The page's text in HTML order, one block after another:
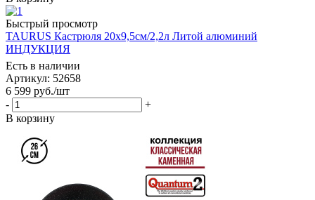
Быстрый просмотр
TAURUS Кастрюля 20х9,5см/2,2л Литой алюминий
ИНДУКЦИЯ
Есть в наличии
Артикул: 52658
6 599 руб./шт
-
+
В корзину